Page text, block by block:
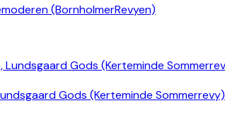
(BornholmerRevyen)
Gods (Kerteminde Sommerrevy)